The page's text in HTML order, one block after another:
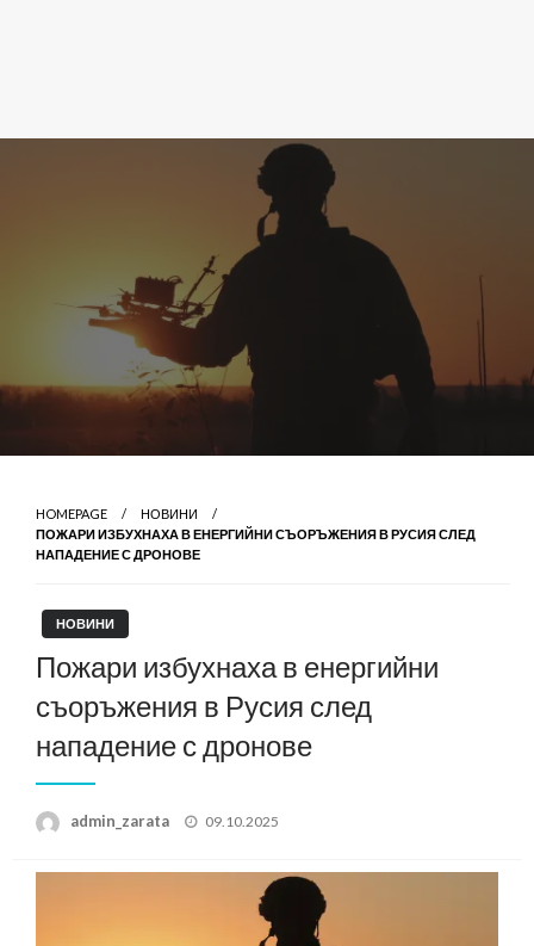
HOMEPAGE
НОВИНИ
ПОЖАРИ ИЗБУХНАХА В ЕНЕРГИЙНИ СЪОРЪЖЕНИЯ В РУСИЯ СЛЕД
НАПАДЕНИЕ С ДРОНОВЕ
НОВИНИ
Пожари избухнаха в енергийни
съоръжения в Русия след
нападение с дронове
admin_zarata
Posted
09.10.2025